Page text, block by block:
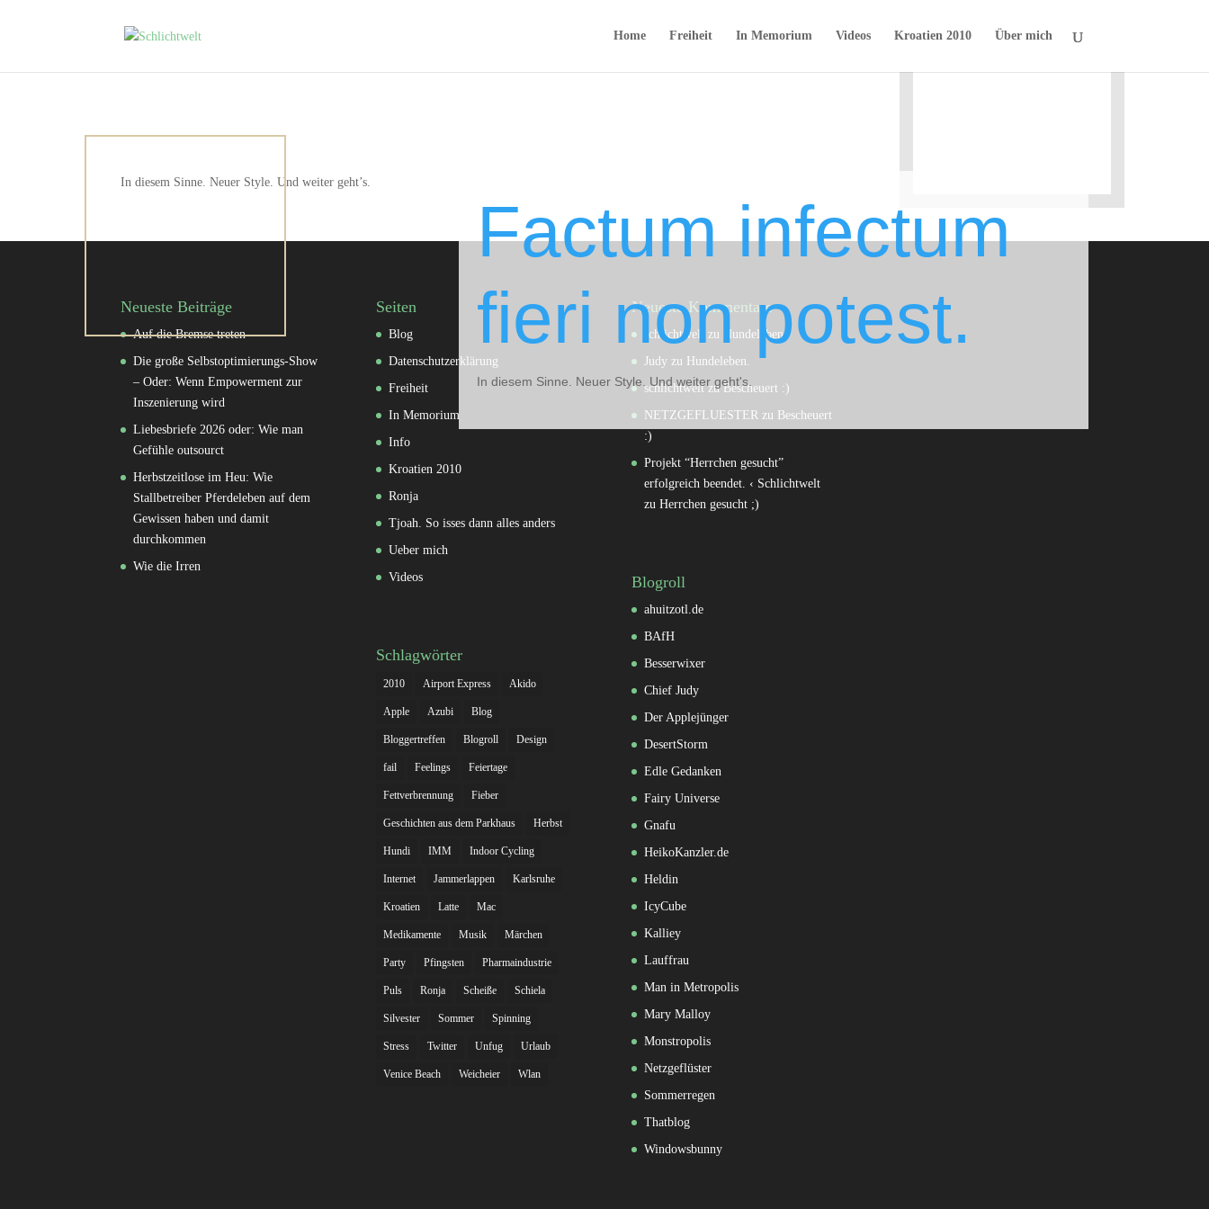
Home Freiheit In Memorium Videos Kroatien 2010 Über mich
Factum infectum
fieri non potest.
In diesem Sinne. Neuer Style. Und weiter geht's.
In diesem Sinne. Neuer Style. Und weiter geht’s.
Neueste Beiträge
Auf die Bremse treten
Die große Selbstoptimierungs-Show
– Oder: Wenn Empowerment zur
Inszenierung wird
Liebesbriefe 2026 oder: Wie man
Gefühle outsourct
Herbstzeitlose im Heu: Wie
Stallbetreiber Pferdeleben auf dem
Gewissen haben und damit
durchkommen
Wie die Irren
Seiten
Blog
Datenschutzerklärung
Freiheit
In Memorium
Info
Kroatien 2010
Ronja
Tjoah. So isses dann alles anders
Ueber mich
Videos
Schlagwörter
2010 Airport Express Akido
Apple Azubi Blog
Bloggertreffen Blogroll Design
fail Feelings Feiertage
Fettverbrennung Fieber
Geschichten aus dem Parkhaus Herbst
Hundi IMM Indoor Cycling
Internet Jammerlappen Karlsruhe
Kroatien Latte Mac
Medikamente Musik Märchen
Party Pfingsten Pharmaindustrie
Puls Ronja Scheiße Schiela
Silvester Sommer Spinning
Stress Twitter Unfug Urlaub
Venice Beach Weicheier Wlan
Neueste Kommentare
schlichtwelt zu
Hundeleben.
Judyzu Hundeleben.
schlichtweltzuBescheuert :)
NETZGEFLUESTERzu Bescheuert
:)
Projekt “Herrchen gesucht”
erfolgreich beendet. ‹ Schlichtwelt
zu Herrchen gesucht ;)
Blogroll
ahuitzotl.de
BAfH
Besserwixer
Chief Judy
Der Applejünger
DesertStorm
Edle Gedanken
Fairy Universe
Gnafu
HeikoKanzler.de
Heldin
IcyCube
Kalliey
Lauffrau
Man in Metropolis
Mary Malloy
Monstropolis
Netzgeflüster
Sommerregen
Thatblog
Windowsbunny